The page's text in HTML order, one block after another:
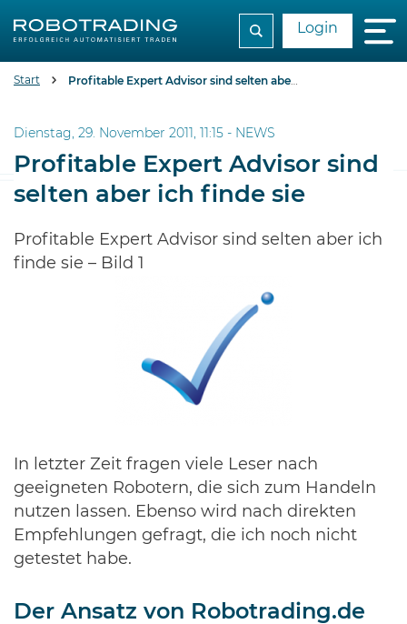
Login
Start Profitable Expert Advisor sind selten aber ich finde sie
Dienstag, 29. November 2011, 11:15 - NEWS
Profitable Expert Advisor sind
selten aber ich finde sie
Profitable Expert Advisor sind selten aber ich
finde sie – Bild 1
In letzter Zeit fragen viele Leser nach
geeigneten Robotern, die sich zum Handeln
nutzen lassen. Ebenso wird nach direkten
Empfehlungen gefragt, die ich noch nicht
getestet habe.
Der Ansatz von Robotrading.de